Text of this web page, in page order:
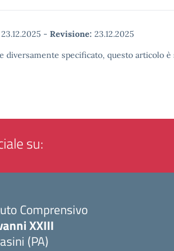
23.12.2025 - Revisione: 23.12.2025
diversamente specificato, questo articolo
su:
Comprensivo
XXIII
(PA)